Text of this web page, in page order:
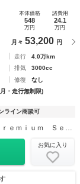
・コニャック
ヤレスチャー
本体価格
548
万円
諸費用
24.1
万円
月々 53,200 円
走行
4.0万km
排気
3000cc
修復
なし
・走行無制限)
ライン商談可
Ｈａｎｓｈｉｎ ＢＭＷ ＢＭＷ Ｐｒｅｍｉｕｍ Ｓｅｌｅｃｔｉｏｎ 高槻
お気に入り